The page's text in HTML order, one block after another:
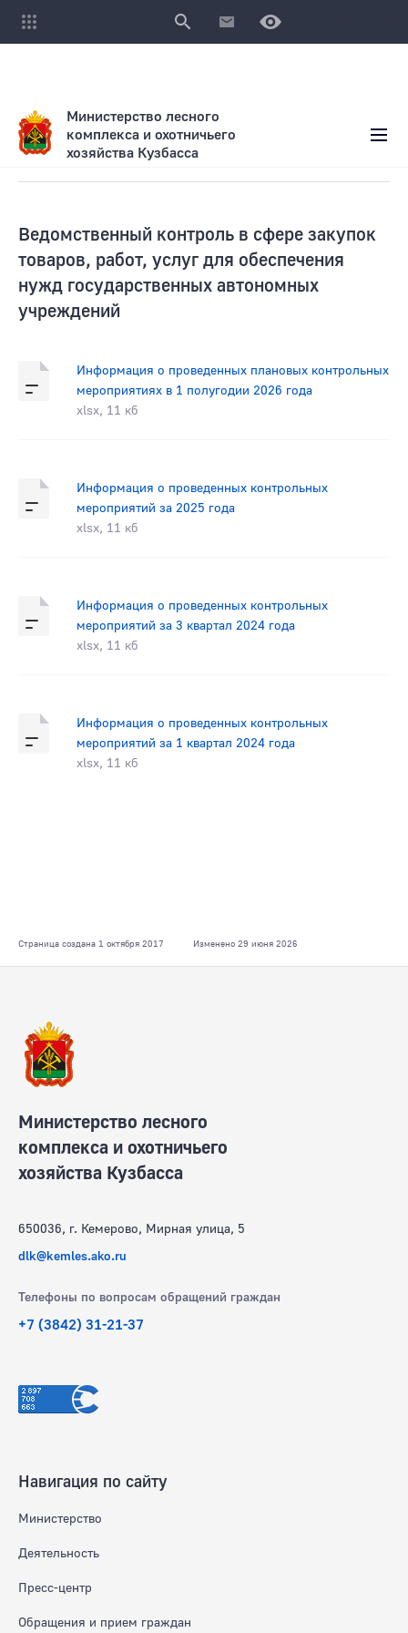
Министерство лесного
комплекса и охотничьего
хозяйства Кузбасса
Ведомственный контроль в сфере закупок
товаров, работ, услуг для обеспечения
нужд государственных автономных
учреждений
Информация о проведенных плановых контрольных
мероприятиях в 1 полугодии 2026 года
xlsx, 11 кб
Информация о проведенных контрольных
мероприятий за 2025 года
xlsx, 11 кб
Информация о проведенных контрольных
мероприятий за 3 квартал 2024 года
xlsx, 11 кб
Информация о проведенных контрольных
мероприятий за 1 квартал 2024 года
xlsx, 11 кб
Деятельность
Страница создана 1 октября 2017 Изменено 29 июня 2026
Министерство лесного
комплекса и охотничьего
хозяйства Кузбасса
650036, г. Кемерово, Мирная улица, 5
dlk@kemles.ako.ru
Телефоны по вопросам обращений граждан
+7 (3842) 31-21-37
Навигация по сайту
Министерство
Деятельность
Пресс-центр
Обращения и прием граждан